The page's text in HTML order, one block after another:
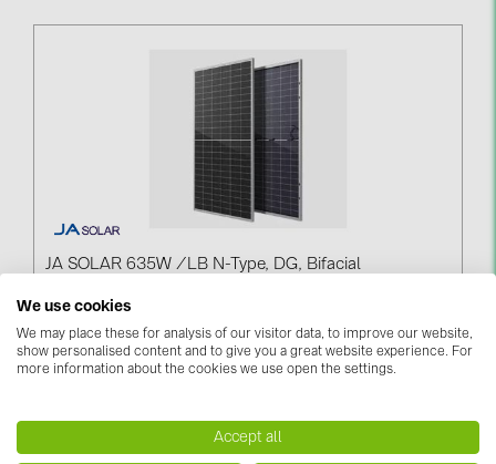
PRYSMIAN DRAKA (18)
Solinteg (4)
Solis (63)
Stäubli (2)
TIGO (4)
Trina Solar (6)
WHES (5)
JA SOLAR 635W /LB N-Type, DG, Bifacial
Piesakieties, lai redzētu cenas
We use cookies
We may place these for analysis of our visitor data, to improve our website,
show personalised content and to give you a great website experience. For
more information about the cookies we use open the settings.
Accept all